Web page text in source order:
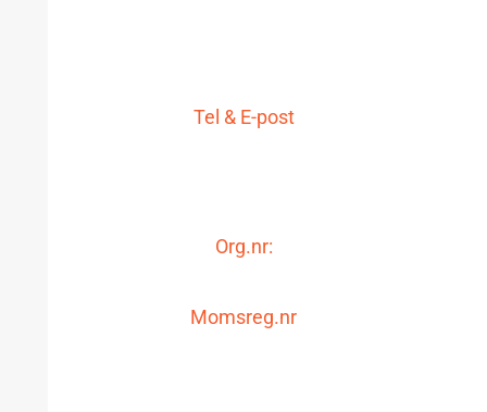
Tel & E-post
Org.nr:
Momsreg.nr